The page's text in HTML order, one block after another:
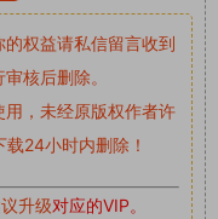
权益请私信留言收到
核后删除。
，未经原版权作者许
24小时内删除！
升级对应的VIP。